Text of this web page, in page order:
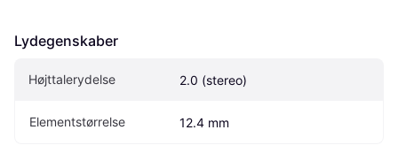
Lydegenskaber
Højttalerydelse 2.0 (stereo)
Elementstørrelse 12.4 mm